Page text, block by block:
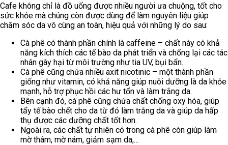
Cafe không chỉ là đồ uống được nhiều người ưa chuộng, tốt cho
sức khỏe mà chúng còn được dùng để làm nguyên liệu giúp
chăm sóc da vô cùng an toàn, hiệu quả với những lý do sau:
Cà phê có thành phần chính là caffeine – chất này có khả
năng kích thích các tế bào da phát triển và chống lại các tác
nhân gây hại từ môi trường như tia UV, bụi bẩn.
Cà phê cũng chứa nhiều axit nicotinic – một thành phần
giống như vitamin, có khả năng giúp nuôi dưỡng là da khỏe
mạnh, hỗ trợ phục hồi các hư tổn và làm trắng da.
Bên cạnh đó, cà phê cũng chứa chất chống oxy hóa, giúp
tẩy tế bào chết cho da từ đó làm trắng da và giúp da hấp
thụ được các dưỡng chất tốt hơn.
Ngoài ra, các chất tự nhiên có trong cà phê còn giúp làm
mờ thâm, mờ nám, giảm sạm da,…